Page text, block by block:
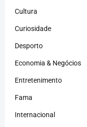
Cultura
Curiosidade
Desporto
Economia & Negócios
Entretenimento
Fama
Internacional